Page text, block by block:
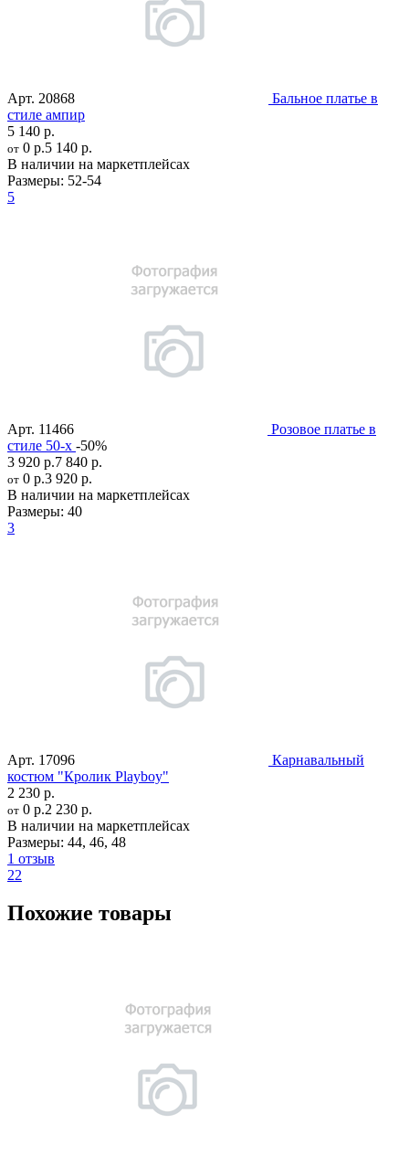
Арт. 20868
Бальное платье в
стиле ампир
5 140 р.
от 0 р.5 140 р.
В наличии на маркетплейсах
Размеры: 52-54
5
Арт. 11466
Розовое платье в
стиле 50-х -50%
3 920 р.7 840 р.
от 0 р.3 920 р.
В наличии на маркетплейсах
Размеры: 40
3
Арт. 17096
Карнавальный
костюм "Кролик Playboy"
2 230 р.
от 0 р.2 230 р.
В наличии на маркетплейсах
Размеры: 44, 46, 48
1 отзыв
22
Похожие товары